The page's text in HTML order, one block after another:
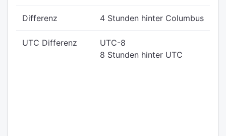
Differenz 4 Stunden hinter Columbus
UTC Differenz
UTC-8
8 Stunden hinter UTC